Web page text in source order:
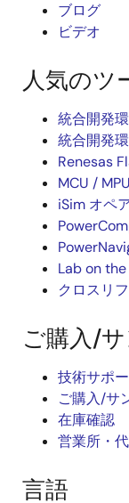
ブログ
ビデオ
人気のツ
統合開発
統合開発
Renesas
MCU /
iSim オペ
Lab on
クロスリ
ご購入/
技術サポ
ご購入/サ
在庫確認
営業所・
言語